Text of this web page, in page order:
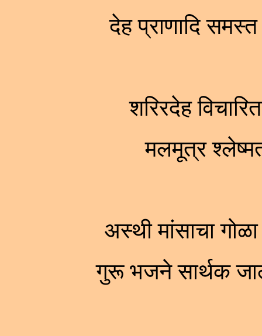
देह प्राणादि
शरिरदेह
मलमूत्र
अस्थी मांसाचा
गुरू भजने सार्थक